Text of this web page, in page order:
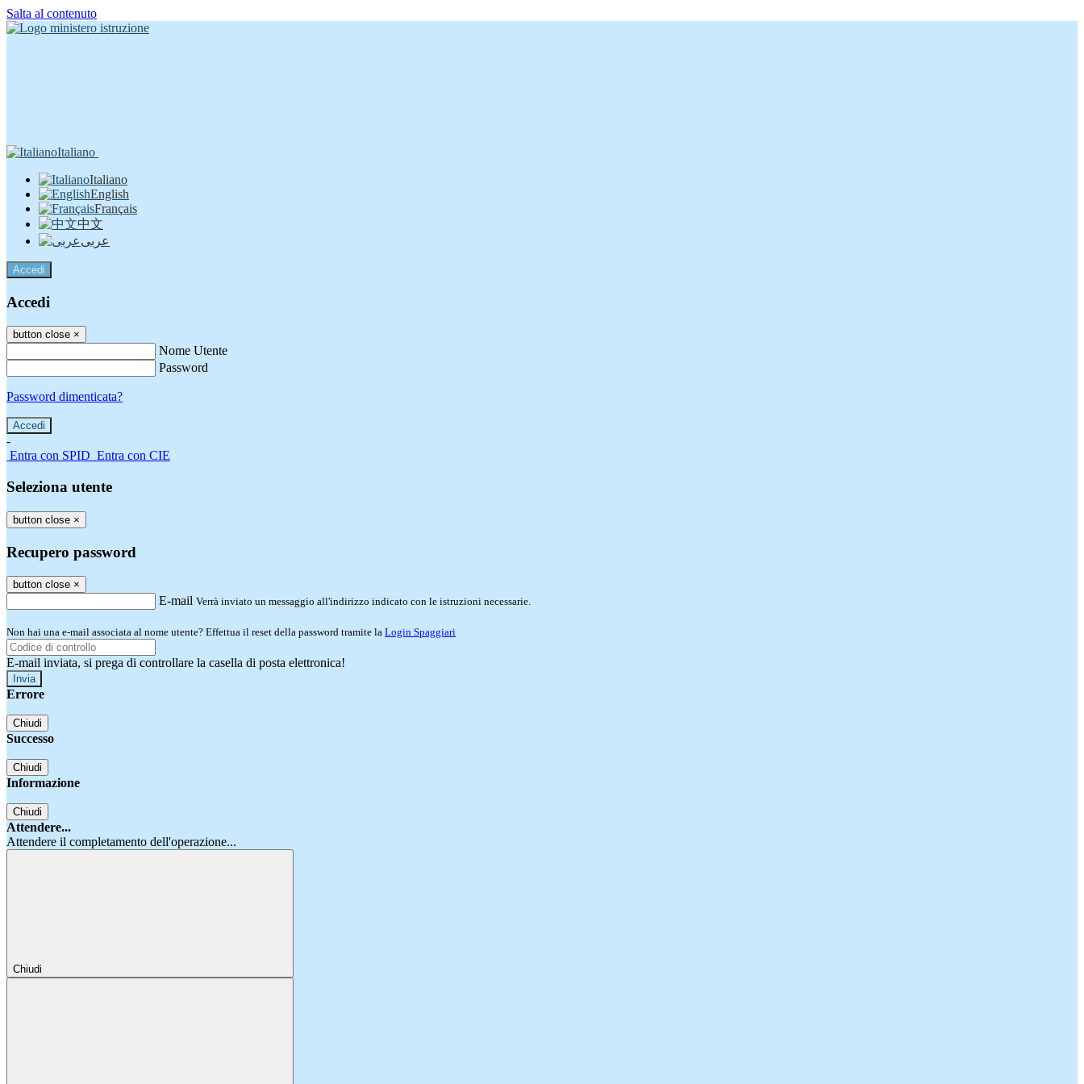
Salta al contenuto
Italiano
Italiano
English
Français
中文
عربى
Accedi
Accedi
button close ×
Nome Utente
Password
Password dimenticata?
-
Entra con SPID Entra con CIE
Seleziona utente
button close ×
Recupero password
button close ×
E-mail Verrà inviato un messaggio all'indirizzo indicato con le istruzioni necessarie.
Non hai una e-mail associata al nome utente? Effettua il reset della password tramite la Login Spaggiari
E-mail inviata, si prega di controllare la casella di posta elettronica!
Errore
Chiudi
Successo
Chiudi
Informazione
Chiudi
Attendere...
Attendere il completamento dell'operazione...
Chiudi